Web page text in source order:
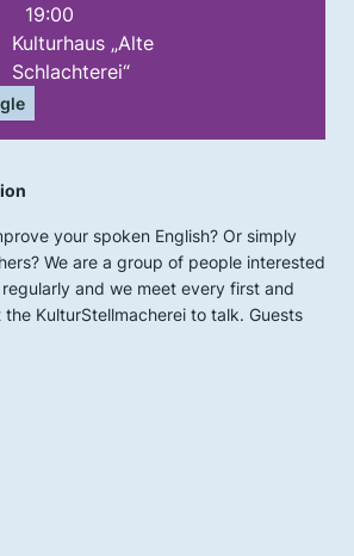
19:00
Kulturhaus „Alte
Schlachterei“
your spoken English? Or simply
We are a group of people interested
and we meet every first and
KulturStellmacherei to talk. Guests